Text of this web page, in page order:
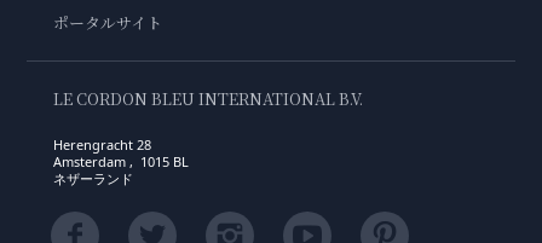
ポータルサイト
LE CORDON BLEU INTERNATIONAL B.V.
Herengracht 28
Amsterdam , 1015 BL
ネザーランド